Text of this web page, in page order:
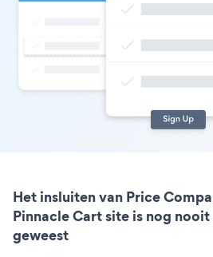
Het insluiten van Price
Pinnacle Cart site is nog
geweest